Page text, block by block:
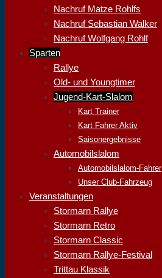
Nachruf Matze Rohlfs
Nachruf Sebastian Walker
Nachruf Wolfgang Rohlf
Sparten
Rallye
Old- und Youngtimer
Jugend-Kart-Slalom
Kart Trainer
Kart Fahrer Aktiv
Saisonergebnisse
Automobilslalom
Automobilslalom-Fahrer
Unser Club-Fahrzeug
Veranstaltungen
Stormarn Rallye
Stormarn Retro
Stormarn Classic
Stormarn Rallye-Festival
Trittau Klassik